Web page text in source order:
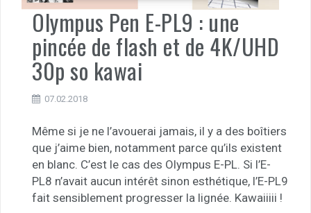
Olympus Pen E-PL9 : une
pincée de flash et de 4K/UHD
30p so kawai
07.02.2018
Même si je ne l’avouerai jamais, il y a des boîtiers
que j’aime bien, notamment parce qu’ils existent
en blanc. C’est le cas des Olympus E-PL. Si l’E-
PL8 n’avait aucun intérêt sinon esthétique, l’E-PL9
fait sensiblement progresser la lignée. Kawaiiiii !